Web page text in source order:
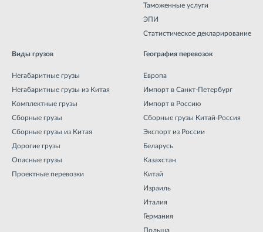
Таможенные услуги
ЭПИ
Статистическое декларирование
Виды грузов
Негабаритные грузы
Негабаритные грузы из Китая
Комплектные грузы
Сборные грузы
Сборные грузы из Китая
Дорогие грузы
Опасные грузы
Проектные перевозки
География перевозок
Европа
Импорт в Санкт-Петербург
Импорт в Россию
Сборные грузы Китай-Россия
Экспорт из России
Беларусь
Казахстан
Китай
Израиль
Италия
Германия
Польша